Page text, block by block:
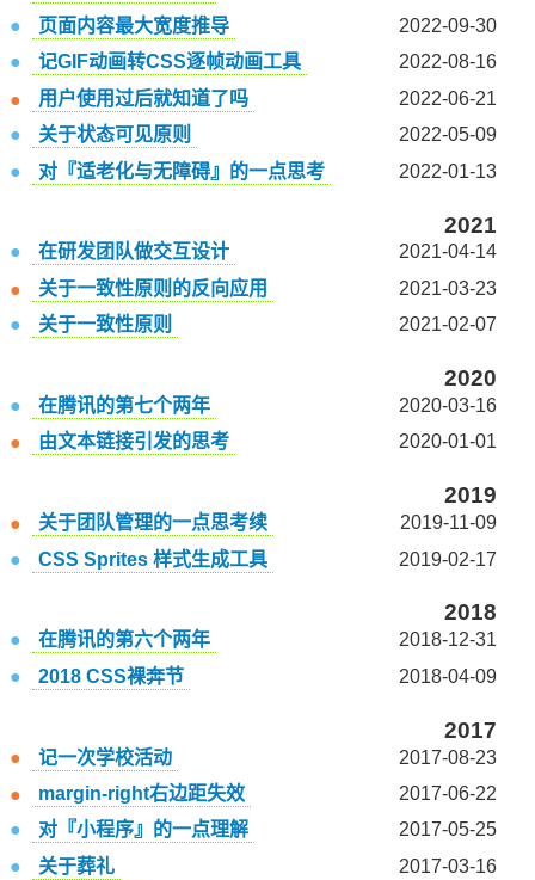
页面内容最大宽度推导
2022-09-30
记GIF动画转CSS逐帧动画工具
2022-08-16
用户使用过后就知道了吗
2022-06-21
关于状态可见原则
2022-05-09
对『适老化与无障碍』的一点思考
2022-01-13
2021
在研发团队做交互设计
2021-04-14
关于一致性原则的反向应用
2021-03-23
关于一致性原则
2021-02-07
2020
在腾讯的第七个两年
2020-03-16
由文本链接引发的思考
2020-01-01
2019
关于团队管理的一点思考续
2019-11-09
CSS Sprites 样式生成工具
2019-02-17
2018
在腾讯的第六个两年
2018-12-31
2018 CSS裸奔节
2018-04-09
2017
记一次学校活动
2017-08-23
margin-right右边距失效
2017-06-22
对『小程序』的一点理解
2017-05-25
关于葬礼
2017-03-16